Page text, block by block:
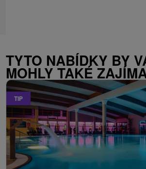
TYTO NABÍDKY BY
MOHLY TAKÉ
TIP